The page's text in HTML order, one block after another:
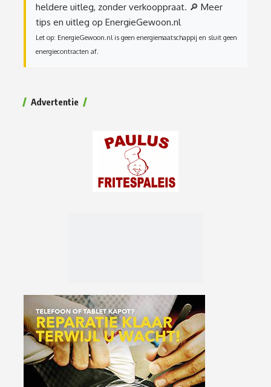
heldere uitleg, zonder verkooppraat. 🔎 Meer
tips en uitleg op EnergieGewoon.nl
Let op: EnergieGewoon.nl is geen energiemaatschappij en sluit geen
energiecontracten af.
Advertentie